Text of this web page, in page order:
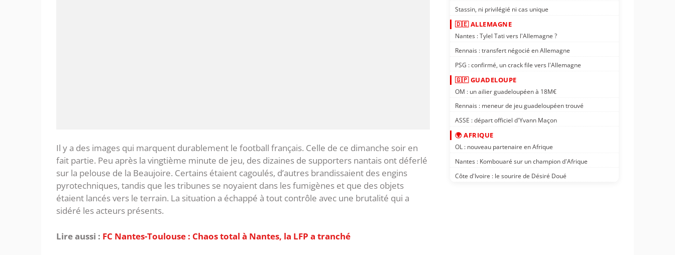
‎Il y a des images qui marquent durablement le football français. Celle de ce dimanche soir en
fait partie. Peu après la vingtième minute de jeu, des dizaines de supporters nantais ont déferlé
sur la pelouse de la Beaujoire. Certains étaient cagoulés, d’autres brandissaient des engins
pyrotechniques, tandis que les tribunes se noyaient dans les fumigènes et que des objets
étaient lancés vers le terrain. La situation a échappé à tout contrôle avec une brutalité qui a
sidéré les acteurs présents.
Lire aussi : FC Nantes-Toulouse : Chaos total à Nantes, la LFP a tranché
Stassin, ni privilégié ni cas unique
🇩🇪 ALLEMAGNE
Nantes : Tylel Tati vers l'Allemagne ?
Rennais : transfert négocié en Allemagne
PSG : confirmé, un crack file vers l'Allemagne
🇬🇵 GUADELOUPE
OM : un ailier guadeloupéen à 18M€
Rennais : meneur de jeu guadeloupéen trouvé
ASSE : départ officiel d'Yvann Maçon
🌍 AFRIQUE
OL : nouveau partenaire en Afrique
Nantes : Kombouaré sur un champion d'Afrique
Côte d'Ivoire : le sourire de Désiré Doué